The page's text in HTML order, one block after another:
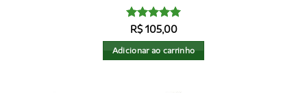
Avaliação
4.97de 5
R$105,00
Adicionar ao carrinho